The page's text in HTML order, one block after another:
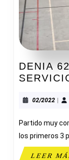
DENIA
02/202202/
|
Partido muy
los primeros 3
LEER